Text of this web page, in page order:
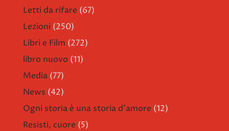
Letti da rifare (67)
Lezioni (250)
Libri e Film (272)
libro nuovo (11)
Media (77)
News (42)
Ogni storia è una storia d'amore (12)
Resisti, cuore (5)